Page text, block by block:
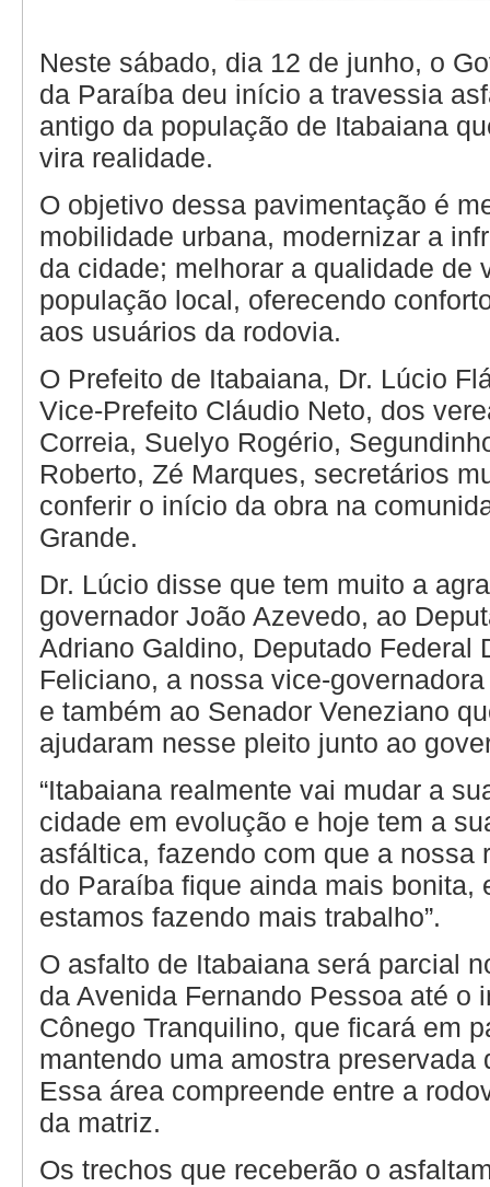
Neste sábado, dia 12 de junho, o
da Paraíba deu início a travessia
antigo da população de Itabaiana
vira realidade.
O objetivo dessa pavimentação é
mobilidade urbana, modernizar a
da cidade; melhorar a qualidade de
população local, oferecendo
aos usuários da rodovia.
O Prefeito de Itabaiana, Dr. Lúcio
Vice-Prefeito Cláudio Neto, dos
Correia, Suelyo Rogério,
Roberto, Zé Marques, secretários
conferir o início da obra na
Grande.
Dr. Lúcio disse que tem muito a
governador João Azevedo, ao
Adriano Galdino, Deputado Federal
Feliciano, a nossa vice-
e também ao Senador Veneziano
ajudaram nesse pleito junto ao
“Itabaiana realmente vai mudar a
cidade em evolução e hoje tem a
asfáltica, fazendo com que a nossa
do Paraíba fique ainda mais bonita,
estamos fazendo mais trabalho”.
O asfalto de Itabaiana será parcial
da Avenida Fernando Pessoa até o
Cônego Tranquilino, que ficará em
mantendo uma amostra preservada
Essa área compreende entre a
da matriz.
Os trechos que receberão o